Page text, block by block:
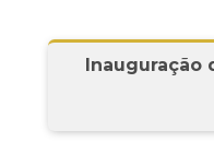
Início dos